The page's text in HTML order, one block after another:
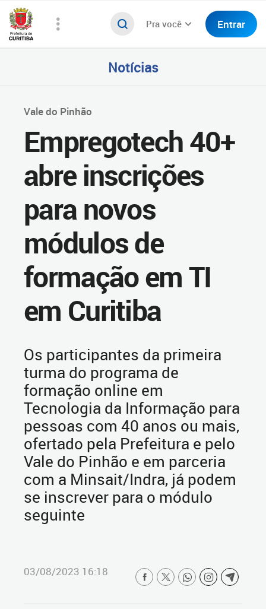
Pra você Entrar
Notícias
Vale do Pinhão
Empregotech 40+
abre inscrições
para novos
módulos de
formação em TI
em Curitiba
Os participantes da primeira
turma do programa de
formação online em
Tecnologia da Informação para
pessoas com 40 anos ou mais,
ofertado pela Prefeitura e pelo
Vale do Pinhão e em parceria
com a Minsait/Indra, já podem
se inscrever para o módulo
seguinte
03/08/2023 16:18